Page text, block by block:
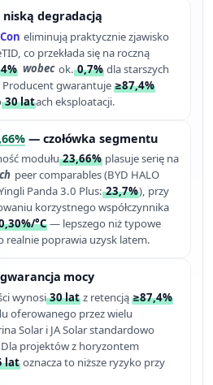
niską degradacją
eliminują praktycznie zjawisko
co przekłada się na roczną
wobec ok.0,7% dla starszych
Producent gwarantuje≥87,4%
30 latach eksploatacji.
— czołówka segmentu
modułu23,66% plasuje serię na
peer comparables (BYD HALO
Panda 3.0 Plus:23,7%), przy
korzystnego współczynnika
°C — lepszego niż typowe
realnie poprawia uzysk latem.
mocy
wynosi30 lat z retencją≥87,4%
oferowanego przez wielu
Solar i JA Solar standardowo
projektów z horyzontem
lat oznacza to niższe ryzyko przy